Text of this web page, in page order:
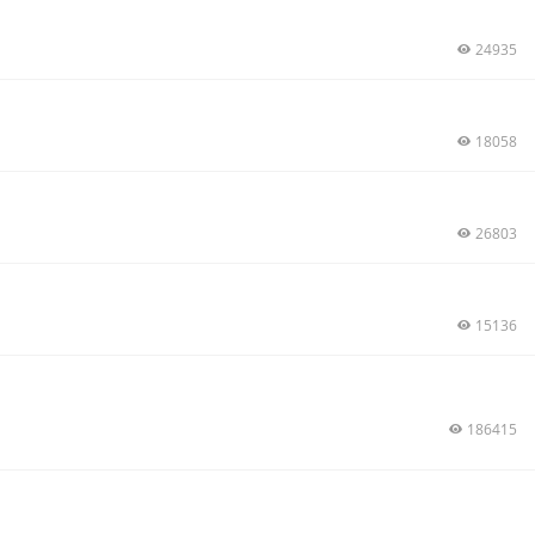
24935
18058
26803
15136
186415